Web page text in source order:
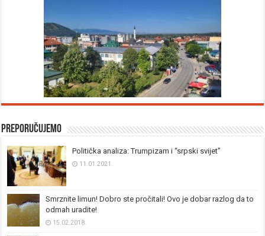
Preporučujemo
Politička analiza: Trumpizam i “srpski svijet”
11.01.2021.
Smrznite limun! Dobro ste pročitali! Ovo je dobar razlog da to
odmah uradite!
15.02.2018.